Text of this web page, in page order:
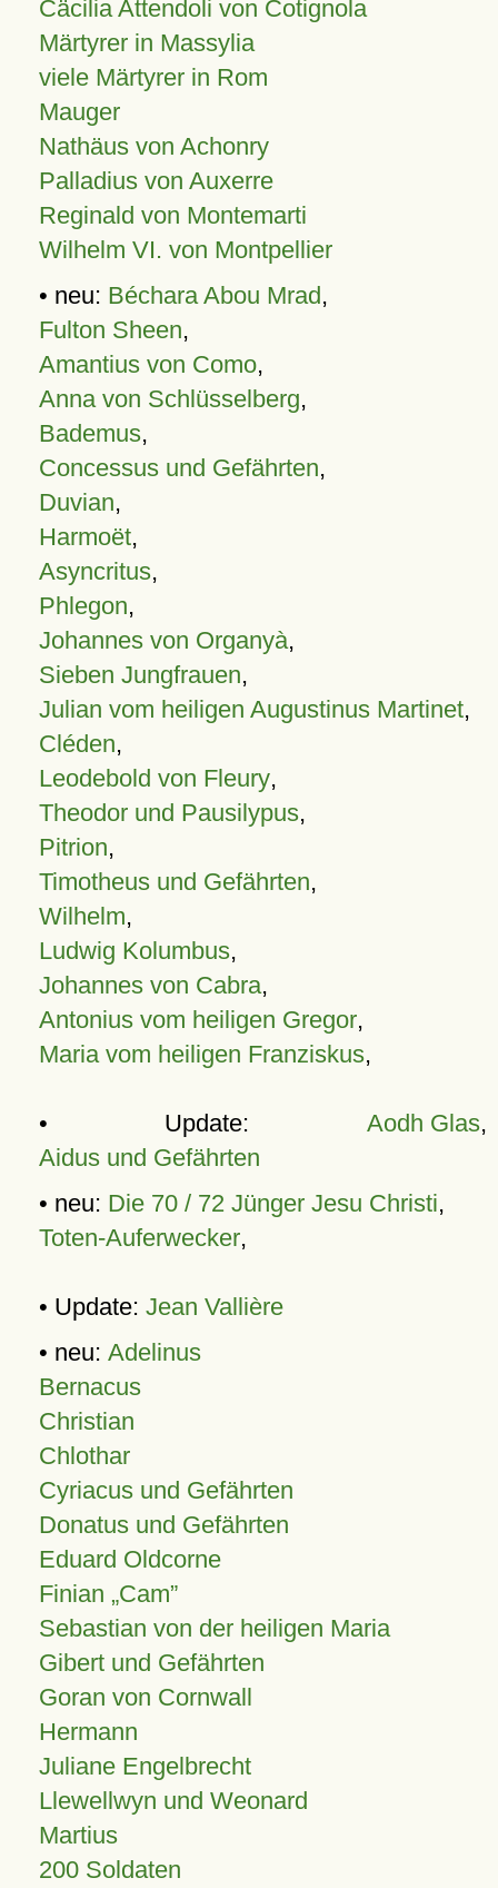
Cäcilia Attendoli von Cotignola
Märtyrer in Massylia
viele Märtyrer in Rom
Mauger
Nathäus von Achonry
Palladius von Auxerre
Reginald von Montemarti
Wilhelm VI. von Montpellier
• neu: Béchara Abou Mrad,
Fulton Sheen,
Amantius von Como,
Anna von Schlüsselberg,
Bademus,
Concessus und Gefährten,
Duvian,
Harmoët,
Asyncritus,
Phlegon,
Johannes von Organyà,
Sieben Jungfrauen,
Julian vom heiligen Augustinus Martinet,
Cléden,
Leodebold von Fleury,
Theodor und Pausilypus,
Pitrion,
Timotheus und Gefährten,
Wilhelm,
Ludwig Kolumbus,
Johannes von Cabra,
Antonius vom heiligen Gregor,
Maria vom heiligen Franziskus,
• Update: Aodh Glas,
Aidus und Gefährten
• neu: Die 70 / 72 Jünger Jesu Christi,
Toten-Auferwecker,
• Update: Jean Vallière
• neu: Adelinus
Bernacus
Christian
Chlothar
Cyriacus und Gefährten
Donatus und Gefährten
Eduard Oldcorne
Finian Cam
Sebastian von der heiligen Maria
Gibert und Gefährten
Goran von Cornwall
Hermann
Juliane Engelbrecht
Llewellwyn und Weonard
Martius
200 Soldaten